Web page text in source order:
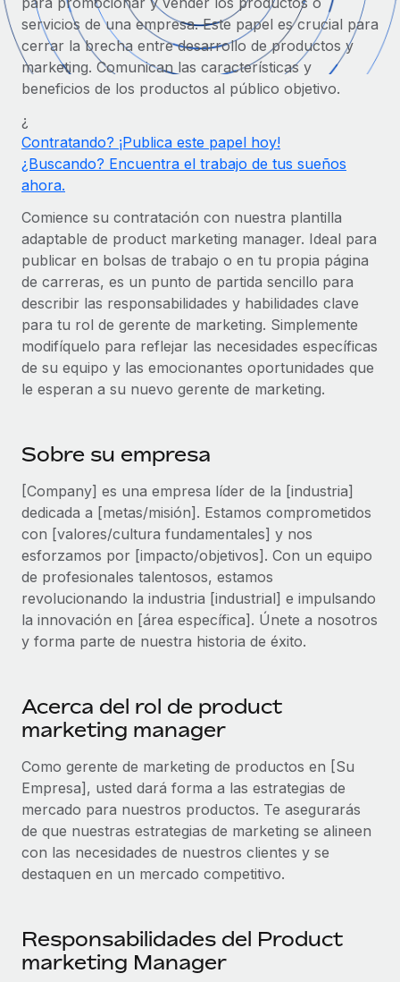
Contractor Management
Integra y gestiona a autónomos globalmente.
PEO
INFRAESTRUCTURA
Integra los RR. HH. en tus flujos de trabajo sin
complicaciones.
Funciones esenciales de RR. HH. integradas para tu
equipo.
Conectar
Nuevo
Conecta cualquier herramienta de IA con Remote
mediante nuestro MCP.
Optimiza los procesos con herramientas empresariales
SERVICIOS
Pregunta a un experto
Obtén ayuda de gente experta en RR. HH. globales
y cumplimiento normativo.
Comprobaciones de antecedentes
Cumplimiento normativo
Adelántate a los riesgos de cumplimiento
Gestión de dispositivos
Proporciona dispositivos tecnológicos y contrólalos
en todo el mundo.
Apertura de entidades
Movilidad y reubicación
Reubica a los empleados con facilidad.
Compáranos con otras empresas.
ETAPAS DE CRECIMIENTO
empresas en crecimiento.
personalizadas.
Empresa
RR. HH. globales para grandes empresas.
ASOCIARSE
Socios tecnológicos estratégicos
Integra la gestión de los RR. HH. globales en tu
Asociarse
Descubre oportunidades de colaborar con nosotros.
Remote Build
Próximamente
Consultoría de integraciones y automatización con IA.
CASOS PRÁCTICOS
Calculadora de pagos a autónomos
Descubre opciones de divisas y tiempos de pago para
autónomos globales.
APRENDIZAJE CON REMOTE
Guías y recursos
Glosario de RR. HH.
Listas de verificación y plantillas
Biblioteca de descripciones de puestos
Webinarios
Eventos
Información sobre salarios y talento
Centro de información
Obtén ayuda
Consulta todos los recursos
BLOG
Contractor Management
Impuestos
Explora el blog
Management Plus
La misión de Remote sigue siendo ayudar a empresas de
Nederlands
Français
Deutsch
Español
Português (Portugal)
日本語
한국어
中文（简体）
Iniciar sesión
servicios de una empresa. Este papel es crucial para
cerrar la brecha entre desarrollo de productos y
marketing. Comunican las características y
beneficios de los productos al público objetivo.
¿
Contratando? ¡Publica este papel hoy!
¿Buscando? Encuentra el trabajo de tus sueños
ahora.
Comience su contratación con nuestra plantilla
adaptable de product marketing manager. Ideal para
publicar en bolsas de trabajo o en tu propia página
de carreras, es un punto de partida sencillo para
describir las responsabilidades y habilidades clave
para tu rol de gerente de marketing. Simplemente
modifíquelo para reflejar las necesidades específicas
de su equipo y las emocionantes oportunidades que
le esperan a su nuevo gerente de marketing.
Sobre su empresa
[Company] es una empresa líder de la [industria]
dedicada a [metas/misión]. Estamos comprometidos
con [valores/cultura fundamentales] y nos
esforzamos por [impacto/objetivos]. Con un equipo
de profesionales talentosos, estamos
revolucionando la industria [industrial] e impulsando
la innovación en [área específica]. Únete a nosotros
y forma parte de nuestra historia de éxito.
Acerca del rol de product
marketing manager
Como gerente de marketing de productos en [Su
Empresa], usted dará forma a las estrategias de
mercado para nuestros productos. Te asegurarás
de que nuestras estrategias de marketing se alineen
con las necesidades de nuestros clientes y se
destaquen en un mercado competitivo.
Responsabilidades del Product
marketing Manager